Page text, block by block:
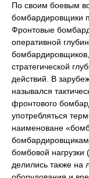
По своим боевым
бомбардировщики
Фронтовые
оперативной
стратегической
действий. В
назывался
фронтового
употребляться
наименоване
бомбовой
делились также на